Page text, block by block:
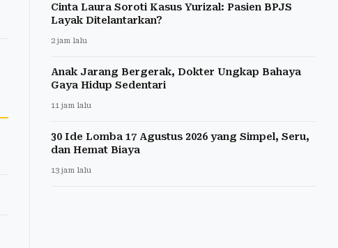
Cinta Laura Soroti Kasus Yurizal: Pasien BPJS
Layak Ditelantarkan?
2 jam lalu
Anak Jarang Bergerak, Dokter Ungkap Bahaya
Gaya Hidup Sedentari
11 jam lalu
30 Ide Lomba 17 Agustus 2026 yang Simpel, Seru,
dan Hemat Biaya
13 jam lalu